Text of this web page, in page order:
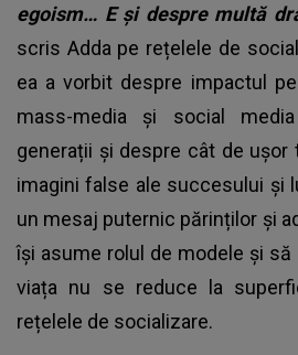
egoism… E și despre multă
scris Adda pe rețelele de
ea a vorbit despre impactul
mass-media și social
generații și despre cât de ușor
imagini false ale succesului și
un mesaj puternic părinților și
își asume rolul de modele și
viața nu se reduce la
rețelele de socializare.